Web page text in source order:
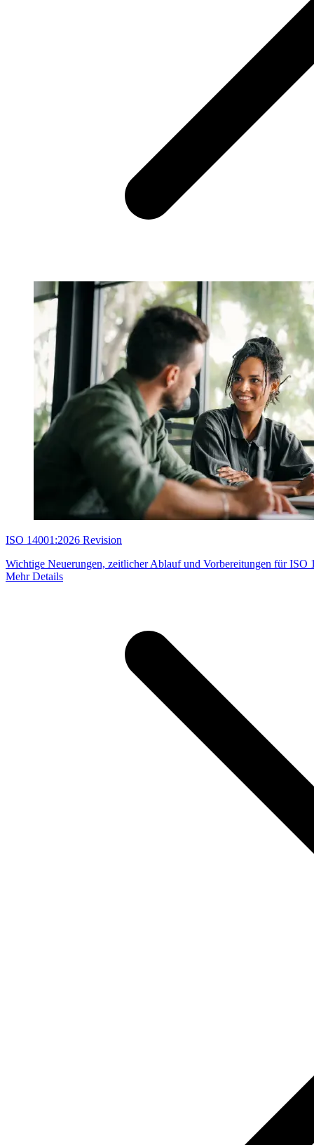
ISO 14001:2026 Revision
Wichtige Neuerungen, zeitlicher Ablauf und Vorbereitungen für ISO
Mehr Details